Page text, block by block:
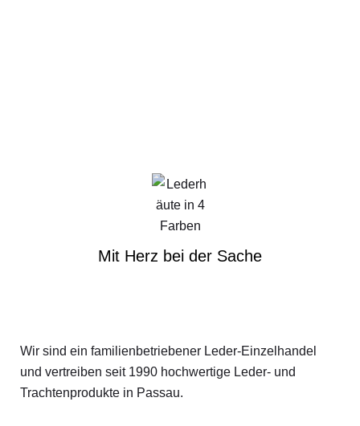
Mit Herz bei der Sache
Wir sind ein familienbetriebener Leder-Einzelhandel
und vertreiben seit 1990 hochwertige Leder- und
Trachtenprodukte in Passau.